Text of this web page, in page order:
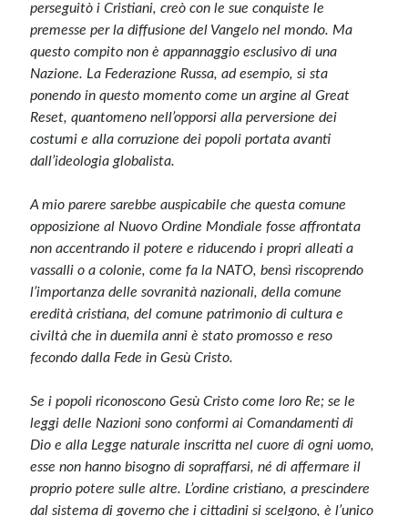
perseguitò i Cristiani, creò con le sue conquiste le
premesse per la diffusione del Vangelo nel mondo. Ma
questo compito non è appannaggio esclusivo di una
Nazione. La Federazione Russa, ad esempio, si sta
ponendo in questo momento come un argine al Great
Reset, quantomeno nell’opporsi alla perversione dei
costumi e alla corruzione dei popoli portata avanti
dall’ideologia globalista.
A mio parere sarebbe auspicabile che questa comune
opposizione al Nuovo Ordine Mondiale fosse affrontata
non accentrando il potere e riducendo i propri alleati a
vassalli o a colonie, come fa la NATO, bensì riscoprendo
l’importanza delle sovranità nazionali, della comune
eredità cristiana, del comune patrimonio di cultura e
civiltà che in duemila anni è stato promosso e reso
fecondo dalla Fede in Gesù Cristo.
Se i popoli riconoscono Gesù Cristo come loro Re; se le
leggi delle Nazioni sono conformi ai Comandamenti di
Dio e alla Legge naturale inscritta nel cuore di ogni uomo,
esse non hanno bisogno di sopraffarsi, né di affermare il
proprio potere sulle altre. L’ordine cristiano, a prescindere
dal sistema di governo che i cittadini si scelgono, è l’unico